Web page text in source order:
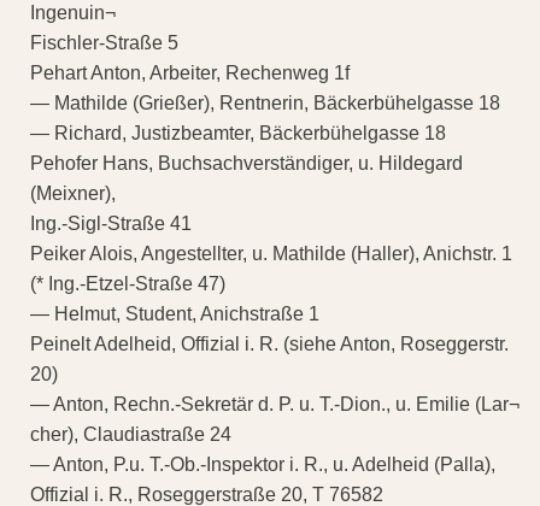
Ingenuin¬
Fischler-Straße 5
Pehart Anton, Arbeiter, Rechenweg 1f
— Mathilde (Grießer), Rentnerin, Bäckerbühelgasse 18
— Richard, Justizbeamter, Bäckerbühelgasse 18
Pehofer Hans, Buchsachverständiger, u. Hildegard
(Meixner),
Ing.-Sigl-Straße 41
Peiker Alois, Angestellter, u. Mathilde (Haller), Anichstr. 1
(* Ing.-Etzel-Straße 47)
— Helmut, Student, Anichstraße 1
Peinelt Adelheid, Offizial i. R. (siehe Anton, Roseggerstr.
20)
— Anton, Rechn.-Sekretär d. P. u. T.-Dion., u. Emilie (Lar¬
cher), Claudiastraße 24
— Anton, P.u. T.-Ob.-Inspektor i. R., u. Adelheid (Palla),
Offizial i. R., Roseggerstraße 20, T 76582